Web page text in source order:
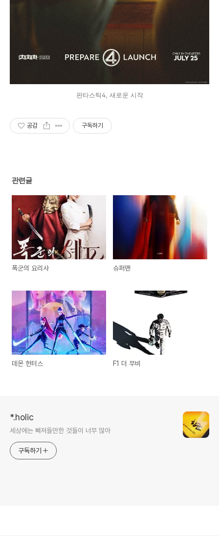
판타스틱4, 새로운 시작
공감 구독하기
관련글
폭군의 요리사 슈퍼맨
데몬 헌터스 F1 더 무비
*.holic
세상에는 빠져들만한 것들이 너무 많아
구독하기